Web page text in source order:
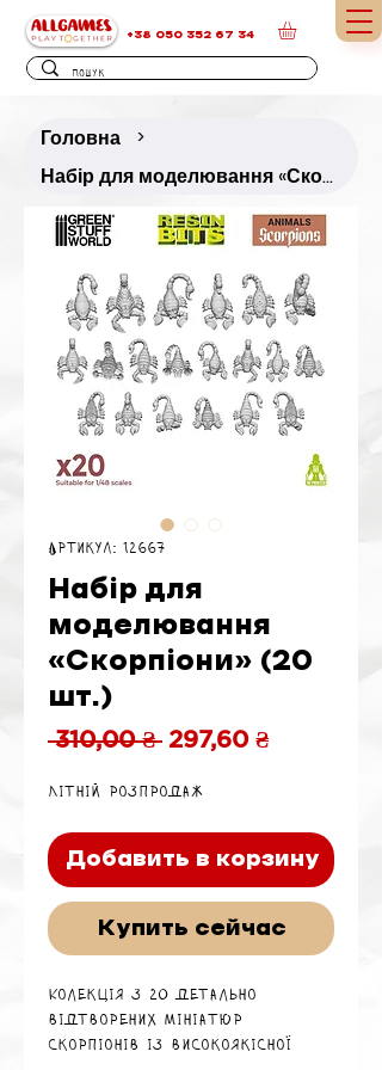
+38 050 352 67 34
Головна >
Набір для моделювання «Скорпіони» (20 шт.)
Артикул: 12667
Набір для
моделювання
«Скорпіони» (20
шт.)
310,00 ₴ Обычная
297,60 ₴Спеццена
Літній розпродаж
Добавить в корзину
Купить сейчас
Колекція з 20 детально
відтворених мініатюр
скорпіонів із високоякісної